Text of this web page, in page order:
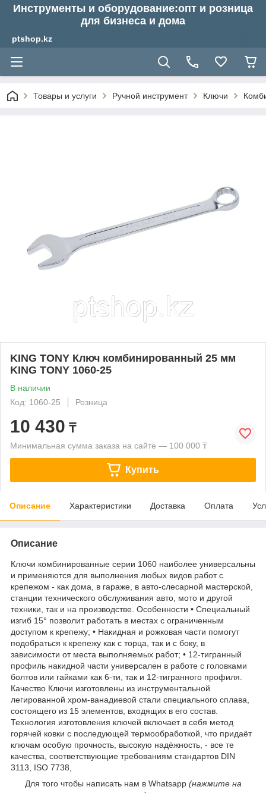
Инструменты и оборудование:опт и розница
для бизнеса и дома
ptshop.kz
Товары и услуги Ручной инструмент Ключи
KING TONY Ключ комбинированный 25 мм
KING TONY 1060-25
В наличии
Код: 1060-25
Розница
10 430 ₸
Минимальная сумма заказа на сайте — 100 000 ₸
Купить
Описание Характеристики Доставка Оплата
Описание
Ключи комбинированные серии 1060 наиболее универсальны
и применяются для выполнения любых видов работ с
крепежом - как дома, в гараже, в авто-слесарной мастерской,
станции технического обслуживания авто, мото и другой
техники, так и на производстве. Особенности • Специальный
изгиб 15° позволит работать в местах с ограниченным
доступом к крепежу; • Накидная и рожковая части помогут
подобраться к крепежу как с торца, так и с боку, в
зависимости от места выполняемых работ; • 12-тигранный
профиль накидной части универсален в работе с головками
болтов или гайками как 6-ти, так и 12-тигранного профиля.
Качество Ключи изготовлены из инструментальной
легированной хром-ванадиевой стали специального сплава,
состоящего из 15 элементов, входящих в его состав.
Технология изготовления ключей включает в себя метод
горячей ковки с последующей термообработкой, что придаёт
ключам особую прочность, высокую надёжность, - все те
качества, соответствующие требованиям стандартов DIN
3113, ISO 7738,
Для того чтобы написать нам в Whatsapp (нажмите на